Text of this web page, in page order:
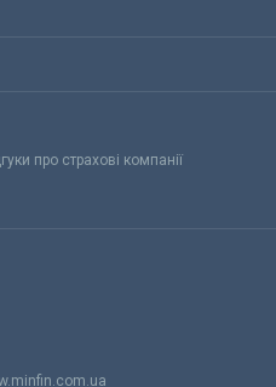
про страхові компанії